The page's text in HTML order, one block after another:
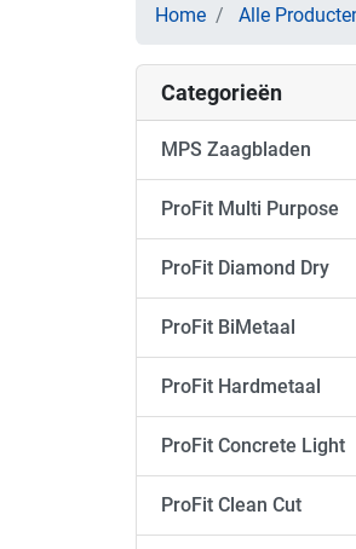
Home Alle
Categorieën
MPS Zaagbladen
ProFit Multi Purpose
ProFit Diamond Dry
ProFit BiMetaal
ProFit Hardmetaal
ProFit Concrete Light
ProFit Clean Cut